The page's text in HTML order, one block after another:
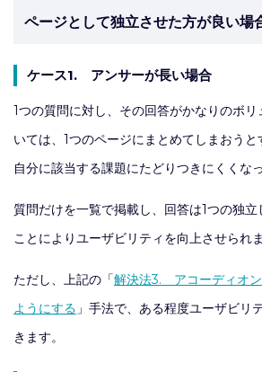
ページとして独立させた方が良い場
ケース1. アンサーが長い場合
1つの質問に対し、その回答がかなりのボ
いては、1つのページにまとめてしまおう
自分に該当する課題にたどりつきにくくな
質問だけを一覧で掲載し、回答は1つの独立
ことによりユーザビリティを向上させられま
ただし、上記の「解決法3. アコーディオ
ようにする 」手法で、ある程度ユーザビリ
きます。